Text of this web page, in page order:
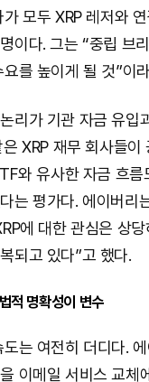
모두 XRP 레저와
이다. 그는 “중립 브
를 높이게 될 것”이
리가 기관 자금 유입
XRP 재무 회사들이
와 유사한 자금 흐름
는 평가다. 에이버리
에 대한 관심은 상당
되고 있다”고 했다.
적 명확성이 변수
는 여전히 더디다.
이메일 서비스 교체